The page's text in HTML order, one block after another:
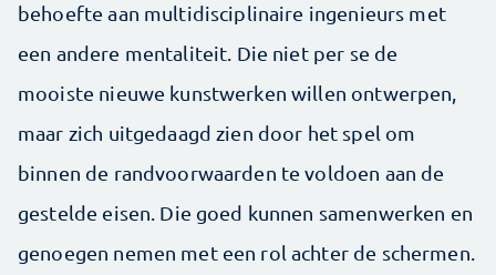
behoefte aan multidisciplinaire ingenieurs met
een andere mentaliteit. Die niet per se de
mooiste nieuwe kunstwerken willen ontwerpen,
maar zich uitgedaagd zien door het spel om
binnen de randvoorwaarden te voldoen aan de
gestelde eisen. Die goed kunnen samenwerken en
genoegen nemen met een rol achter de schermen.